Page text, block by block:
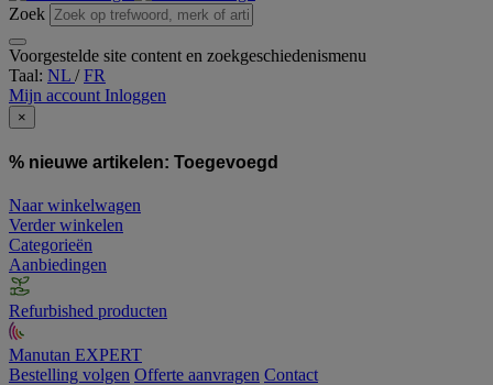
Zoek
Voorgestelde site content en zoekgeschiedenismenu
Taal: NL /FR
Mijn account Inloggen
×
% nieuwe artikelen: Toegevoegd
Naar winkelwagen
Verder winkelen
Categorieën
Aanbiedingen
Refurbished producten
Manutan EXPERT
Bestelling volgen Offerte aanvragen Contact